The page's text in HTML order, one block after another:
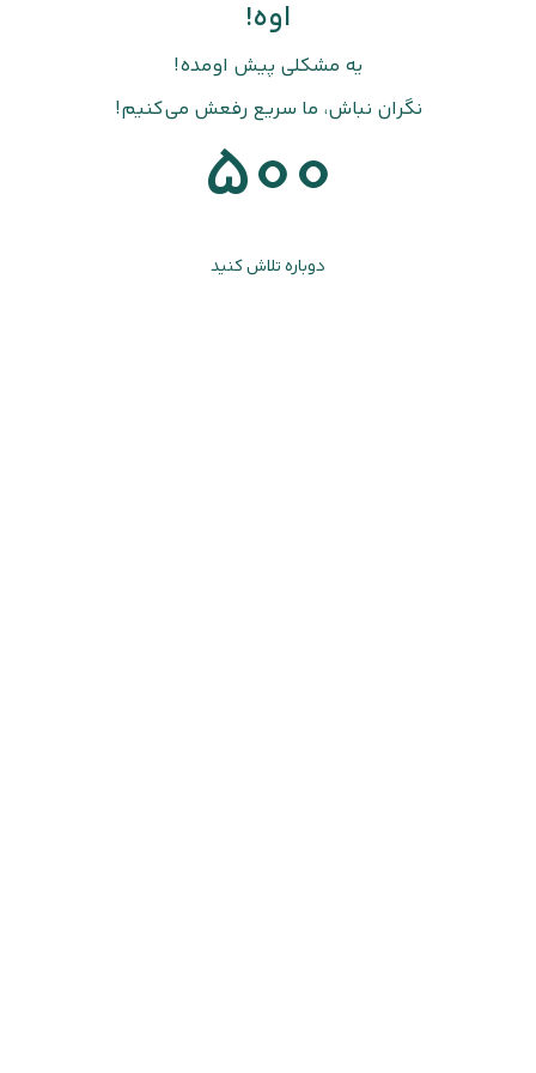
اوه!
یه مشکلی پیش اومده!
نگران نباش، ما سریع رفعش می‌کنیم!
500
دوباره تلاش کنید